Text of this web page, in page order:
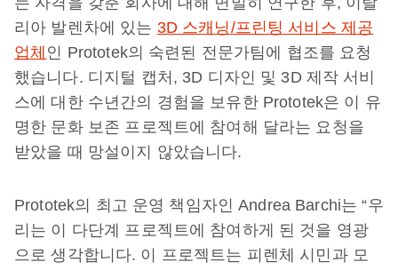
리아 발렌차에 있는 3D 스캐닝/프린팅 서비스 제공
업체 인 Prototek의 숙련된 전문가팀에 협조를 요청
했습니다. 디지털 캡처, 3D 디자인 및 3D 제작 서비
스에 대한 수년간의 경험을 보유한 Prototek은 이 유
명한 문화 보존 프로젝트에 참여해 달라는 요청을
받았을 때 망설이지 않았습니다.
Prototek의 최고 운영 책임자인 Andrea Barchi는 “우
리는 이 다단계 프로젝트에 참여하게 된 것을 영광
으로 생각합니다. 이 프로젝트는 피렌체 시민과 모